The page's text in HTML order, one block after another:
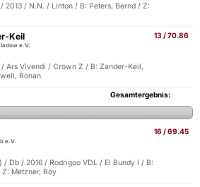
2013 / N.N. / Linton / B: Peters, Bernd / Z:
13 / 70.86
Keil
e.V.
/ Ars Vivendi / Crown Z / B: Zander-Keil,
Ronan
Gesamtergebnis:
16 / 69.45
e.V.
/ Db / 2016 / Rodrigoo VDL / El Bundy I / B:
Metzner, Roy